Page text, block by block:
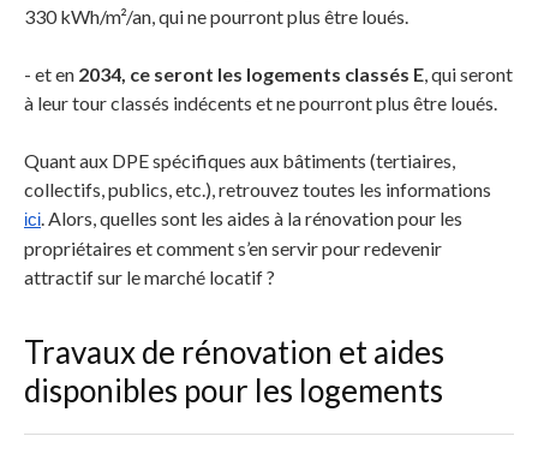
330 kWh/m²/an, qui ne pourront plus être loués.
- et en 2034, ce seront les logements classés E, qui seront
à leur tour classés indécents et ne pourront plus être loués.
Quant aux DPE spécifiques aux bâtiments (tertiaires,
collectifs, publics, etc.), retrouvez toutes les informations
ici. Alors, quelles sont les aides à la rénovation pour les
propriétaires et comment s’en servir pour redevenir
attractif sur le marché locatif ?
Travaux de rénovation et aides
disponibles pour les logements